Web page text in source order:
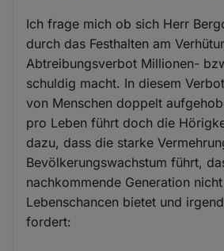
Ich frage mich ob sich Herr
durch das Festhalten am
Abtreibungsverbot Millionen-
schuldig macht. In diesem
von Menschen doppelt
pro Leben führt doch die
dazu, dass die starke
Bevölkerungswachstum führt,
nachkommende Generation
Lebenschancen bietet und
fordert: